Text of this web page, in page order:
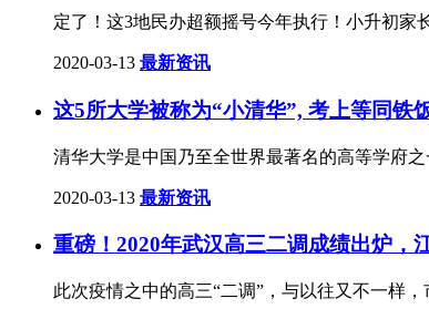
定了！这3地民办超额摇号今年执行！小升初家
2020-03-13 最新资讯
这5所大学被称为“小清华”, 考上等同铁
清华大学是中国乃至全世界最著名的高等学府
2020-03-13 最新资讯
重磅！2020年武汉高三二调成绩出炉，
此次疫情之中的高三“二调”，与以往又不一样